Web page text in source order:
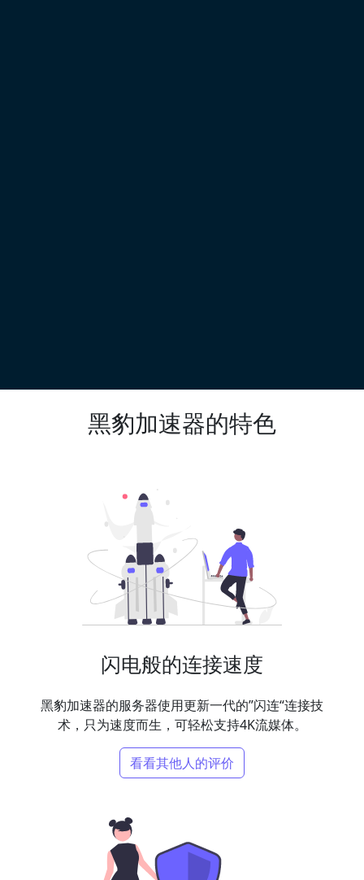
黑豹加速器的特色
闪电般的连接速度
黑豹加速器的服务器使用更新一代的”闪连“连接技
术，只为速度而生，可轻松支持4K流媒体。
看看其他人的评价